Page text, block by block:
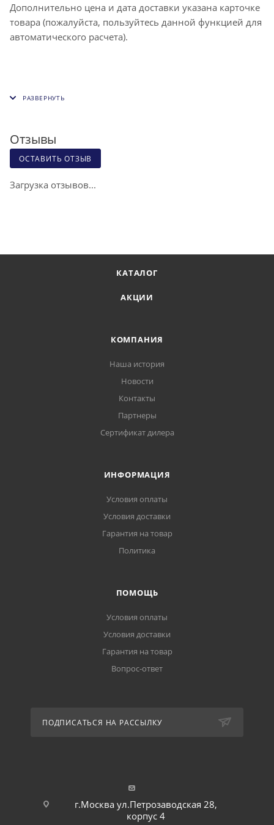
Дополнительно цена и дата доставки указана карточке
товара (пожалуйста, пользуйтесь данной функцией для
автоматического расчета).
Отзывы
ОСТАВИТЬ ОТЗЫВ
Загрузка отзывов...
КАТАЛОГ
АКЦИИ
КОМПАНИЯ
Наша история
Новости
Контакты
Партнеры
Сертификат дилера
ИНФОРМАЦИЯ
Условия оплаты
Условия доставки
Гарантия на товар
Политика
ПОМОЩЬ
Условия оплаты
Условия доставки
Гарантия на товар
Вопрос-ответ
ПОДПИСАТЬСЯ НА РАССЫЛКУ
г.Москва ул.Петрозаводская 28,
корпус 4